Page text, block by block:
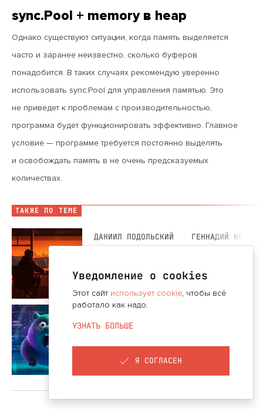
sync.Pool + memory в heap
Однако существуют ситуации, когда память выделяется
часто и заранее неизвестно, сколько буферов
понадобится. В таких случаях рекомендую уверенно
использовать sync.Pool для управления памятью. Это
не приведет к проблемам с производительностью,
программа будет функционировать эффективно. Главное
условие — программе требуется постоянно выделять
и освобождать память в не очень предсказуемых
количествах.
ТАКЖЕ ПО ТЕМЕ
ДАНИИЛ ПОДОЛЬСКИЙ
ГЕННАДИЙ
до архитектуры
ЧИТАТЬ
писать на Go без побочных эффектов
ЧИТАТЬ
Уведомление о cookies
Этот сайт использует cookie, чтобы всё
работало как надо.
УЗНАТЬ БОЛЬШЕ
Я СОГЛАСЕН